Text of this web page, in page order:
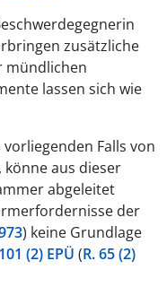
zusätzliche
mündlichen
lassen sich wie
Falls von
aus dieser
abgeleitet
der
) keine Grundlage
(2) EPÜ (R. 65 (2)